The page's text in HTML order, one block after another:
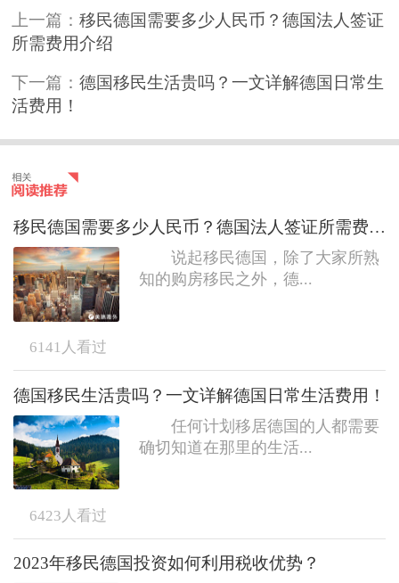
上一篇：移民德国需要多少人民币？德国法人签证
所需费用介绍
下一篇：德国移民生活贵吗？一文详解德国日常生
活费用！
移民德国需要多少人民币？德国法人签证所需费用介绍
说起移民德国，除了大家所熟
知的购房移民之外，德...
6141 人看过
德国移民生活贵吗？一文详解德国日常生活费用！
任何计划移居德国的人都需要
确切知道在那里的生活...
6423 人看过
2023年移民德国投资如何利用税收优势？